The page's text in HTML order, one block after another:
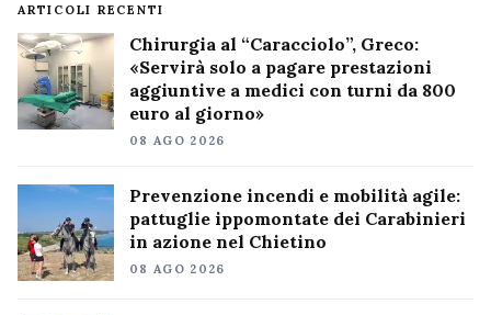
ARTICOLI RECENTI
Chirurgia al “Caracciolo”, Greco:
«Servirà solo a pagare prestazioni
aggiuntive a medici con turni da 800
euro al giorno»
08 AGO 2026
Prevenzione incendi e mobilità agile:
pattuglie ippomontate dei Carabinieri
in azione nel Chietino
08 AGO 2026